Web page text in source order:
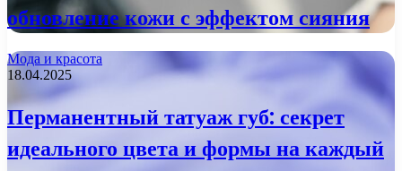
обновление кожи с эффектом сияния
Мода и красота
18.04.2025
Перманентный татуаж губ: секрет
идеального цвета и формы на каждый